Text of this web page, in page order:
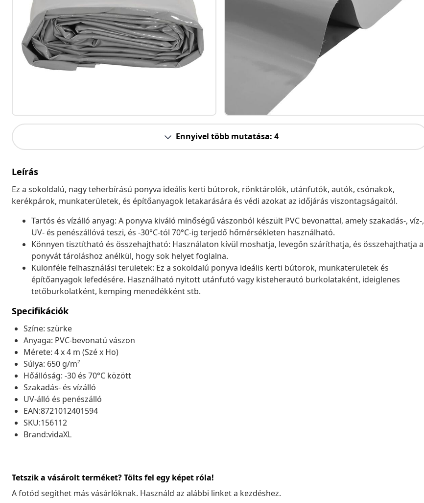
Ennyivel több mutatása: 4
Leírás
Ez a sokoldalú, nagy teherbírású ponyva ideális kerti bútorok, rönktárolók, utánfutók, autók, csónakok,
kerékpárok, munkaterületek, és építőanyagok letakarására és védi azokat az időjárás viszontagságaitól.
Tartós és vízálló anyag: A ponyva kiváló minőségű vászonból készült PVC bevonattal, amely szakadás-, víz-,
UV- és penészállóvá teszi, és -30°C-tól 70°C-ig terjedő hőmérsékleten használható.
Könnyen tisztítható és összehajtható: Használaton kívül moshatja, levegőn száríthatja, és összehajthatja a
ponyvát tároláshoz anélkül, hogy sok helyet foglalna.
Különféle felhasználási területek: Ez a sokoldalú ponyva ideális kerti bútorok, munkaterületek és
építőanyagok lefedésére. Használható nyitott utánfutó vagy kisteherautó burkolataként, ideiglenes
tetőburkolatként, kemping menedékként stb.
Specifikációk
Színe: szürke
Anyaga: PVC-bevonatú vászon
Mérete: 4 x 4 m (Szé x Ho)
Súlya: 650 g/m²
Hőállóság: -30 és 70°C között
Szakadás- és vízálló
UV-álló és penészálló
EAN:8721012401594
SKU:156112
Brand:vidaXL
Tetszik a vásárolt terméket? Tölts fel egy képet róla!
A fotód segíthet más vásárlóknak. Használd az alábbi linket a kezdéshez.